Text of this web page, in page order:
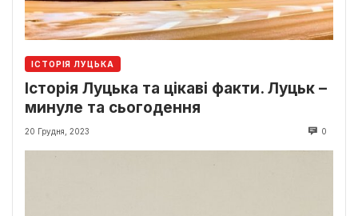
ІСТОРІЯ ЛУЦЬКА
Історія Луцька та цікаві факти. Луцьк –
минуле та сьогодення
20 Грудня, 2023 0